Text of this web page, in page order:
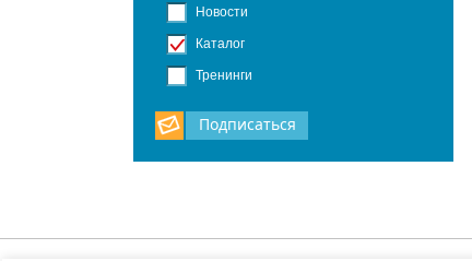
Новости
Каталог
Тренинги
Подписаться